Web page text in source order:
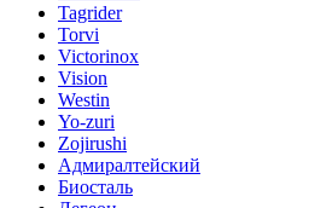
Tagrider
Torvi
Victorinox
Vision
Westin
Yo-zuri
Zojirushi
Адмиралтейский
Биосталь